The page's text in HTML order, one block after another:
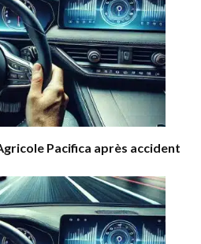
Pacifica après accident